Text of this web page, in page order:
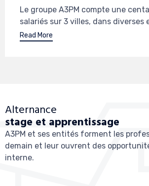
Le groupe A3PM compte une
salariés sur 3 villes, dans diverses
Read More
Alternance
stage et apprentissage
A3PM et ses entités forment les
demain et leur ouvrent des
interne.